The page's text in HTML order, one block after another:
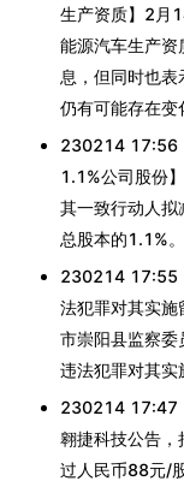
生产资质】2月
能源汽车生产资
息，但同时也
仍有可能存在变
230214 17:56
1.1%公司股份
其一致行动人
总股本的1.1%。
230214 17:55
法犯罪对其实施
市崇阳县监察委
违法犯罪对其实
230214 17:47
翱捷科技公告
过人民币88元/股